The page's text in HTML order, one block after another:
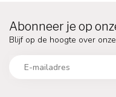
Abonneer je op
Blijf op de hoogte over